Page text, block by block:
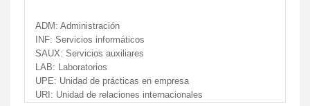
ADM: Administración
INF: Servicios informáticos
SAUX: Servicios auxiliares
LAB: Laboratorios
UPE: Unidad de prácticas en empresa
URI: Unidad de relaciones internacionales